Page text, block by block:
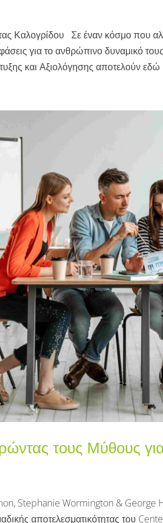
Καλογρίδου Σε έναν κόσμο που
για το ανθρώπινο δυναμικό
και Αξιολόγησης αποτελούν εδώ
τους Μύθους
Stephanie Wormington & George
αποτελεσματικότητας του